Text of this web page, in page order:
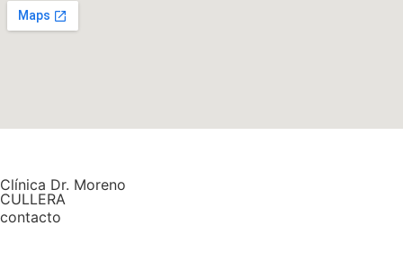
Clínica Dr. Moreno
CULLERA
contacto